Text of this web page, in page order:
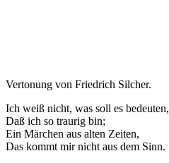
Vertonung von Friedrich Silcher.
Ich weiß nicht, was soll es bedeuten,
Daß ich so traurig bin;
Ein Märchen aus alten Zeiten,
Das kommt mir nicht aus dem Sinn.